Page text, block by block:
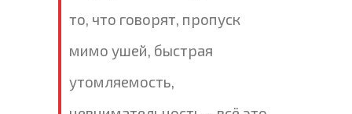
то, что говорят, пропуск
мимо ушей, быстрая
утомляемость,